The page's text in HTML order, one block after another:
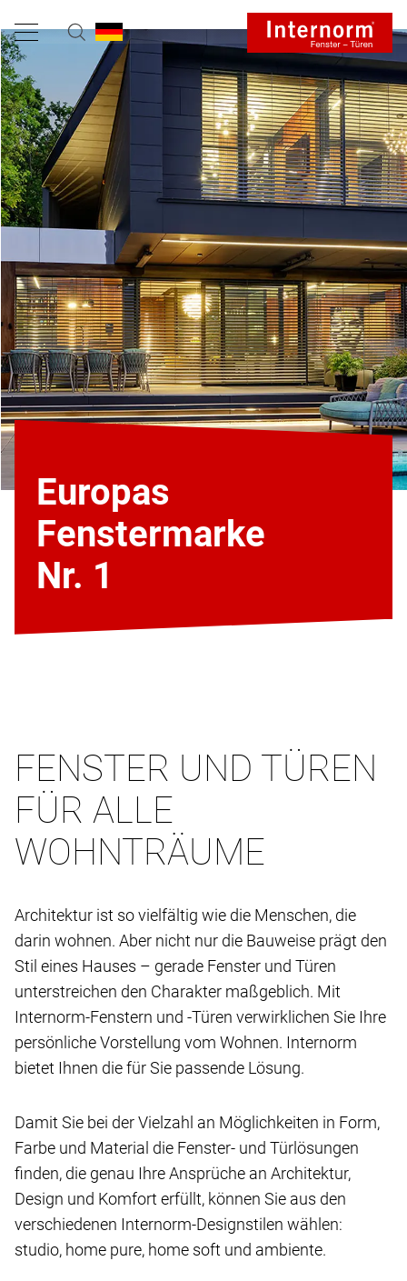
Europas
Fenstermarke
Nr. 1
FENSTER UND TÜREN
FÜR ALLE
WOHNTRÄUME
Architektur ist so vielfältig wie die Menschen, die
darin wohnen. Aber nicht nur die Bauweise prägt den
Stil eines Hauses – gerade Fenster und Türen
unterstreichen den Charakter maßgeblich. Mit
Internorm-Fenstern und -Türen verwirklichen Sie Ihre
persönliche Vorstellung vom Wohnen. Internorm
bietet Ihnen die für Sie passende Lösung.
Damit Sie bei der Vielzahl an Möglichkeiten in Form,
Farbe und Material die Fenster- und Türlösungen
finden, die genau Ihre Ansprüche an Architektur,
Design und Komfort erfüllt, können Sie aus den
verschiedenen Internorm-Designstilen wählen:
studio, home pure, home soft und ambiente.